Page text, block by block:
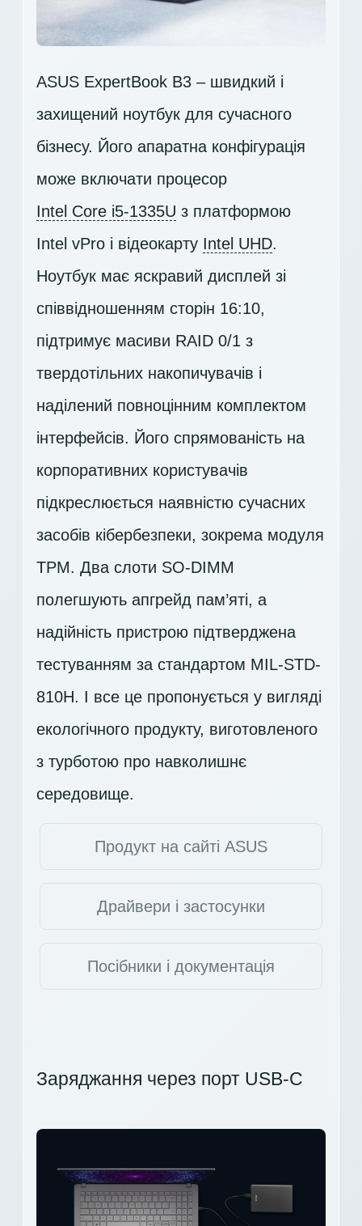
ASUS ExpertBook B3 – швидкий і
захищений ноутбук для сучасного
бізнесу. Його апаратна конфігурація
може включати процесор
Intel Core i5-1335U з платформою
Intel vPro і відеокарту Intel UHD.
Ноутбук має яскравий дисплей зі
співвідношенням сторін 16:10,
підтримує масиви RAID 0/1 з
твердотільних накопичувачів і
наділений повноцінним комплектом
інтерфейсів. Його спрямованість на
корпоративних користувачів
підкреслюється наявністю сучасних
засобів кібербезпеки, зокрема модуля
TPM. Два слоти SO-DIMM
полегшують апгрейд пам’яті, а
надійність пристрою підтверджена
тестуванням за стандартом MIL-STD-
810H. І все це пропонується у вигляді
екологічного продукту, виготовленого
з турботою про навколишнє
середовище.
Продукт на сайті ASUS
Драйвери і застосунки
Посібники і документація
Заряджання через порт USB-C